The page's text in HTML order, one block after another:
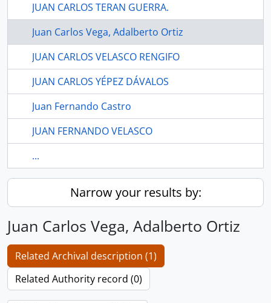
JUAN CARLOS TERAN GUERRA.
Juan Carlos Vega, Adalberto Ortiz
JUAN CARLOS VELASCO RENGIFO
JUAN CARLOS YÉPEZ DÁVALOS
Juan Fernando Castro
JUAN FERNANDO VELASCO
...
Narrow your results by:
Juan Carlos Vega, Adalberto Ortiz
Related Archival description (1)
Related Authority record (0)